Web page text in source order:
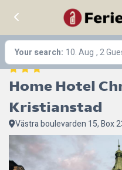
Your search: 10. Aug , 2
Home Hotel
Kristianstad
Västra boulevarden 15, Box